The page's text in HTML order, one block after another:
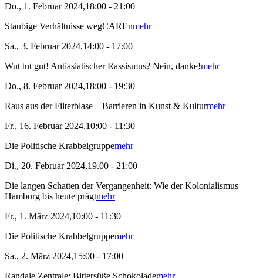
Do., 1. Februar 2024,18:00 - 21:00
Staubige Verhältnisse wegCAREnmehr
Sa., 3. Februar 2024,14:00 - 17:00
Wut tut gut! Antiasiatischer Rassismus? Nein, danke!mehr
Do., 8. Februar 2024,18:00 - 19:30
Raus aus der Filterblase – Barrieren in Kunst & Kulturmehr
Fr., 16. Februar 2024,10:00 - 11:30
Die Politische Krabbelgruppemehr
Di., 20. Februar 2024,19.00 - 21:00
Die langen Schatten der Vergangenheit: Wie der Kolonialismus
Hamburg bis heute prägtmehr
Fr., 1. März 2024,10:00 - 11:30
Die Politische Krabbelgruppemehr
Sa., 2. März 2024,15:00 - 17:00
Randale Zentrale: Bittersüße Schokolademehr